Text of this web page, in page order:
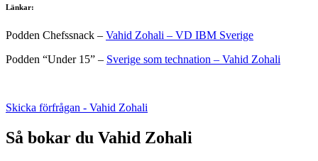
Länkar:
Podden Chefssnack – Vahid Zohali – VD IBM Sverige
Podden “Under 15” – Sverige som technation – Vahid Zohali
Skicka förfrågan - Vahid Zohali
Så bokar du Vahid Zohali